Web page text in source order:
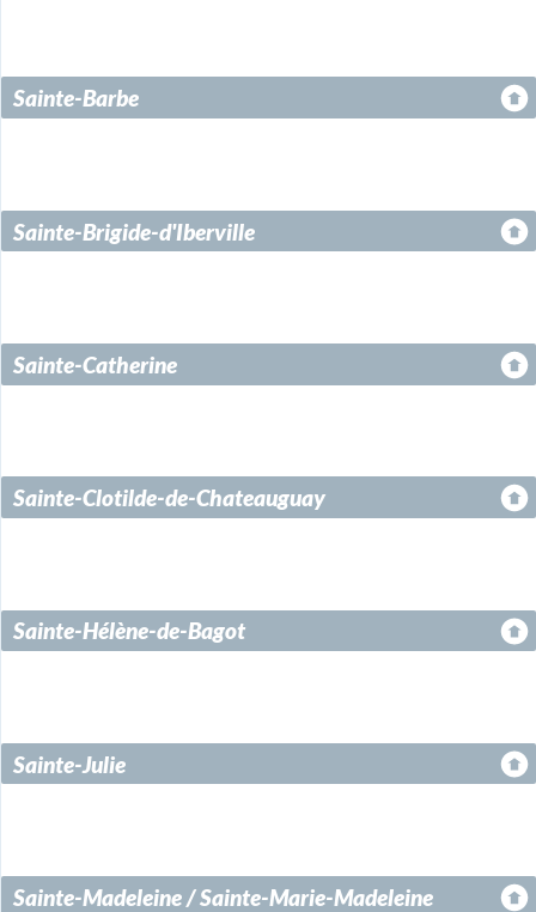
Sainte-Barbe
Sainte-Brigide-d'Iberville
Sainte-Catherine
Sainte-Clotilde-de-Chateauguay
Sainte-Hélène-de-Bagot
Sainte-Julie
Sainte-Madeleine / Sainte-Marie-Madeleine